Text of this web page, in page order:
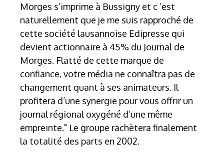
Morges s’imprime à Bussigny et c ’est
naturellement que je me suis rapproché de
cette société lausannoise Edipresse qui
devient actionnaire à 45% du Journal de
Morges. Flatté de cette marque de
confiance, votre média ne connaîtra pas de
changement quant à ses animateurs. Il
profitera d’une synergie pour vous offrir un
journal régional oxygéné d’une même
empreinte." Le groupe rachètera finalement
la totalité des parts en 2002.